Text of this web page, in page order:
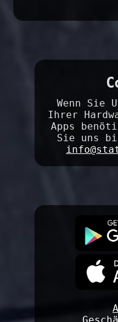
Wenn Sie
Ihrer
Apps
Sie uns